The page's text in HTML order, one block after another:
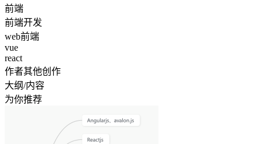
前端
前端开发
web前端
vue
react
作者其他创作
大纲/内容
为你推荐